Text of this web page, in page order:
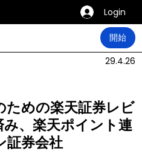
Login
開始
29.4.26
ための楽天証券レビ
、楽天ポイント連
証券会社